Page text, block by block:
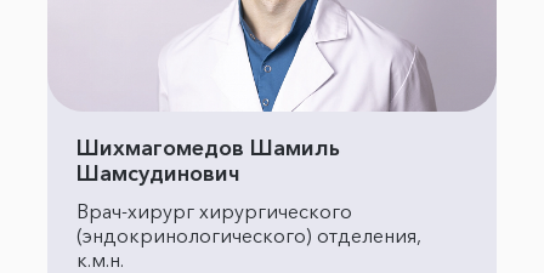
Шихмагомедов Шамиль
Шамсудинович
Врач-хирург хирургического
(эндокринологического) отделения,
к.м.н.